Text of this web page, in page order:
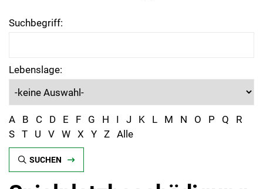
Suchbegriff:
Lebenslage:
A B C D E F G H I J K L M N O P Q
R
S T U V W X Y Z Alle
SUCHEN